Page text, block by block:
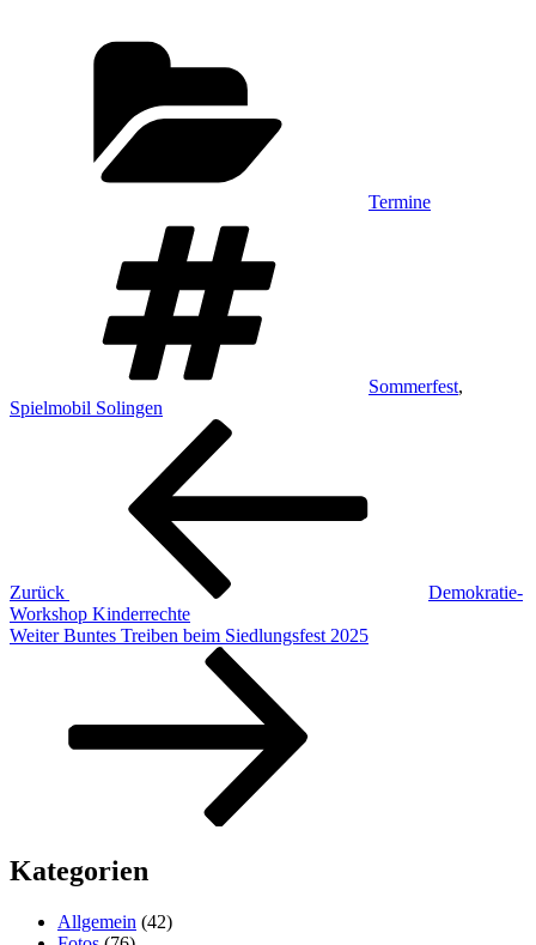
Termine
Sommerfest,
Spielmobil Solingen
Beitragsnavigation
Zurück
Demokratie-
Workshop Kinderrechte
Nächster
Weiter Buntes Treiben beim Siedlungsfest 2025
Kategorien
Allgemein (42)